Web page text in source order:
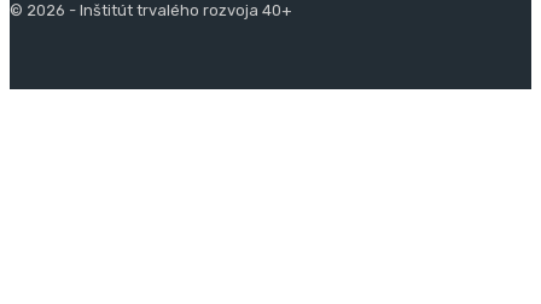
© 2026 - Inštitút trvalého rozvoja 40+